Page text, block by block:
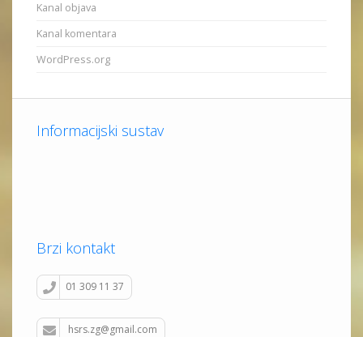
Kanal objava
Kanal komentara
WordPress.org
Informacijski sustav
Brzi kontakt
01 309 11 37
hsrs.zg@gmail.com